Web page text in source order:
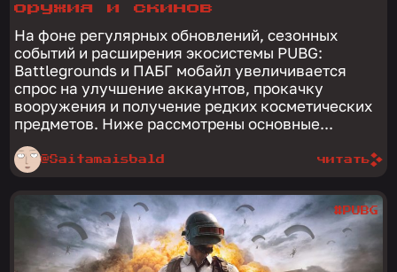
оружия и скинов
На фоне регулярных обновлений, сезонных
событий и расширения экосистемы PUBG:
Battlegrounds и ПАБГ мобайл увеличивается
спрос на улучшение аккаунтов, прокачку
вооружения и получение редких косметических
предметов. Ниже рассмотрены основные...
@Saitamaisbald читать
#PUBG